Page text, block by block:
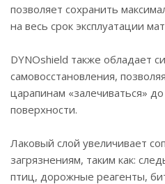
позволяет сохранить
на весь срок эксплуатации
DYNOshield также обладает
самовосстановления,
царапинам «залечиваться»
поверхности.
Лаковый слой увеличивает
загрязнениям, таким как:
птиц, дорожные реагенты,